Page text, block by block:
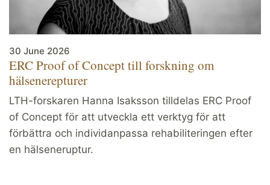
30 June 2026
ERC Proof of Concept till forskning om
hälsenerepturer
LTH-forskaren Hanna Isaksson tilldelas ERC Proof
of Concept för att utveckla ett verktyg för att
förbättra och individanpassa rehabiliteringen efter
en hälseneruptur.